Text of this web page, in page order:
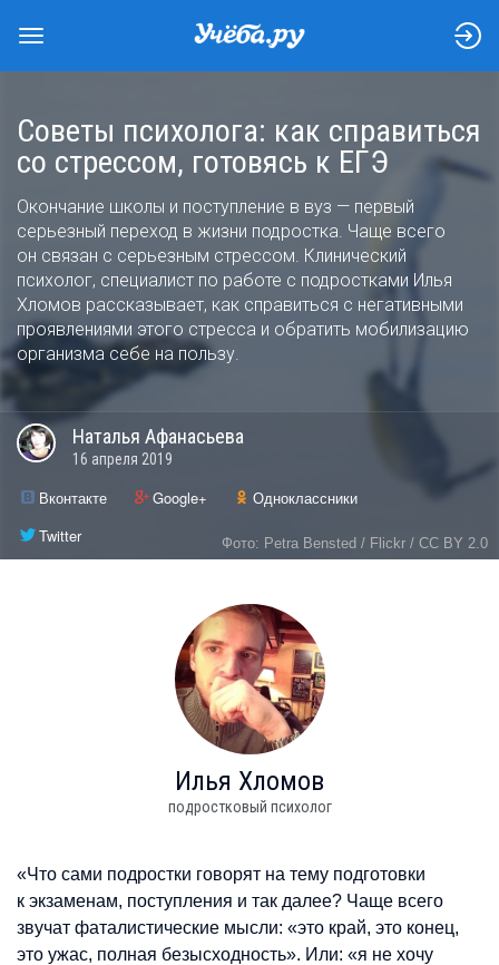
Советы психолога: как справиться
со стрессом, готовясь к ЕГЭ
Окончание школы и поступление в вуз — первый
серьезный переход в жизни подростка. Чаще всего
он связан с серьезным стрессом. Клинический
психолог, специалист по работе с подростками Илья
Хломов рассказывает, как справиться с негативными
проявлениями этого стресса и обратить мобилизацию
организма себе на пользу.
Наталья Афанасьева
16 апреля 2019
Вконтакте Google+
Одноклассники
Twitter
Фото: Petra Bensted / Flickr / CC BY 2.0
Илья Хломов
подростковый психолог
«Что сами подростки говорят на тему подготовки
к экзаменам, поступления и так далее? Чаще всего
звучат фаталистические мысли: «это край, это конец,
это ужас, полная безысходность». Или: «я не хочу